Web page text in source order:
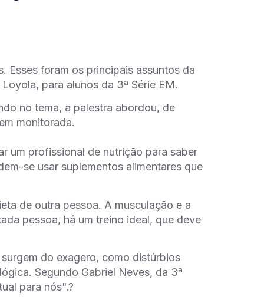
Esses foram os principais assuntos da
para alunos da 3ª Série EM.
no tema, a palestra abordou, de
monitorada.
um profissional de nutrição para saber
se usar suplementos alimentares que
de outra pessoa. A musculação e a
pessoa, há um treino ideal, que deve
do exagero, como distúrbios
Segundo Gabriel Neves, da 3ª
para nós".?